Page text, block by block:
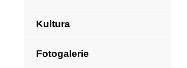
Kultura
Fotogalerie